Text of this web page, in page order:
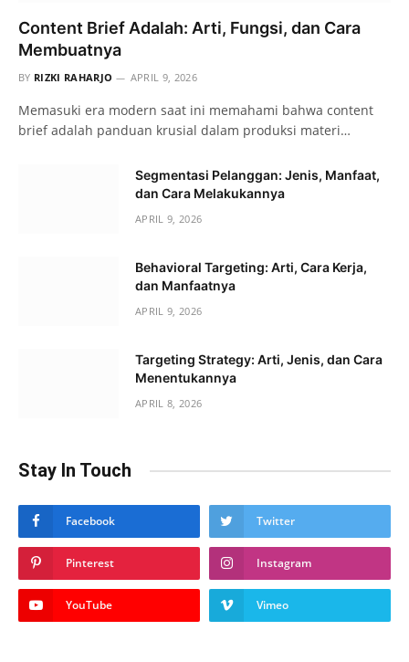
Content Brief Adalah: Arti, Fungsi, dan Cara
Membuatnya
BY RIZKI RAHARJO APRIL 9, 2026
Memasuki era modern saat ini memahami bahwa content
brief adalah panduan krusial dalam produksi materi…
Segmentasi Pelanggan: Jenis, Manfaat,
dan Cara Melakukannya
APRIL 9, 2026
Behavioral Targeting: Arti, Cara Kerja,
dan Manfaatnya
APRIL 9, 2026
Targeting Strategy: Arti, Jenis, dan Cara
Menentukannya
APRIL 8, 2026
Stay In Touch
Facebook Twitter
Pinterest Instagram
YouTube Vimeo